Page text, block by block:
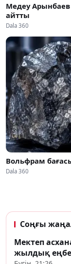
Медеу
айтты
Dala 360
Вольфрам
Dala 360
Соңғы
Мектеп
жылдық